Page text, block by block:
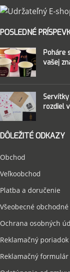
POSLEDNÉ
Poháre
vašej
rozdiel
DÔLEŽITÉ ODKAZY
Obchod
Veľkoobchod
Platba a doručenie
Všeobecné
Ochrana osobných
Reklamačný poriadok
Reklamačný formulár